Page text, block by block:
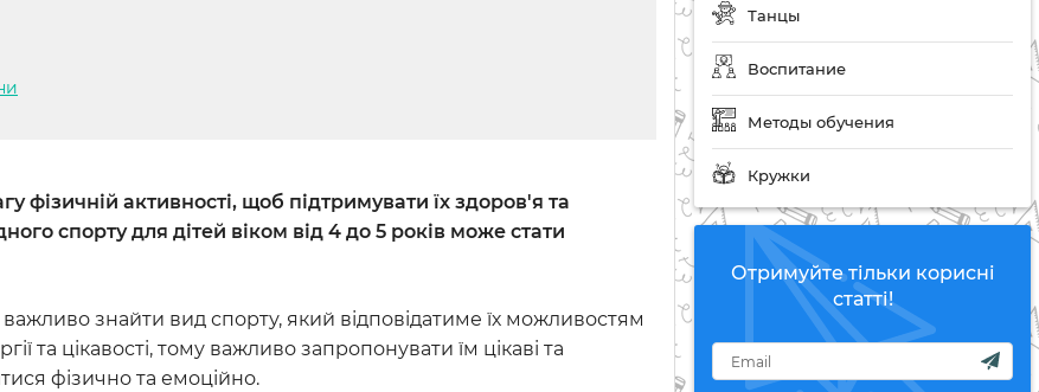
Танцы
Воспитание
Методы обучения
Кружки
Отримуйте тільки корисні
статті!
фізичній активності, щоб підтримувати їх здоров'я та
спорту для дітей віком від 4 до 5 років може стати
важливо знайти вид спорту, який відповідатиме їх можливостям
та цікавості, тому важливо запропонувати їм цікаві та
фізично та емоційно.